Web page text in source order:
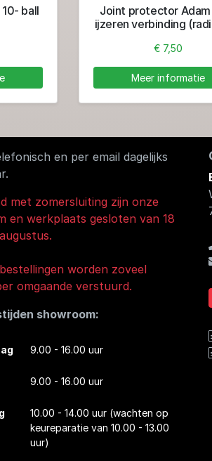
ball
Joint protector
ijzeren verbinding
€ 7,50
Meer informatie
en per email dagelijks
met zomersluiting zijn onze
en werkplaats gesloten van 18
worden zoveel
omgaande verstuurd.
showroom:
9.00 - 16.00 uur
9.00 - 16.00 uur
10.00 - 14.00 uur (wachten op
keureparatie van 10.00 - 13.00
uur)